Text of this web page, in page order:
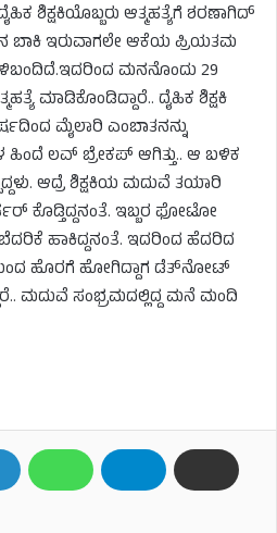
ಶಿಕ್ಷಕಿಯೊಬ್ಬರು ಆತ್ಮಹತ್ಯೆಗೆ ಶರಣಾಗಿದ್​
ಬಾಕಿ ಇರುವಾಗಲೇ ಆಕೆಯ ಪ್ರಿಯತಮ
ಮನನೊಂದು 29
ಮಾಡಿಕೊಂಡಿದ್ದಾರೆ.. ದೈಹಿಕ ಶಿಕ್ಷಕಿ
ಮೈಲಾರಿ ಎಂಬಾತನನ್ನು
ಹಿಂದೆ ಲವ್ ಬ್ರೇಕಪ್ ಆಗಿತ್ತು.. ಆ ಬಳಿಕ
ಆದ್ರೆ ಶಿಕ್ಷಕಿಯ ಮದುವೆ ತಯಾರಿ
ಕೊಡ್ತಿದ್ದನಂತೆ. ಇಬ್ಬರ ಫೋಟೋ
ಹಾಕಿದ್ದನಂತೆ. ಇದರಿಂದ ಹೆದರಿದ
ಹೊರಗೆ ಹೋಗಿದ್ದಾಗ ಡೆತ್​​ನೋಟ್
ಮದುವೆ ಸಂಭ್ರಮದಲ್ಲಿದ್ದ ಮನೆ ಮಂದಿ